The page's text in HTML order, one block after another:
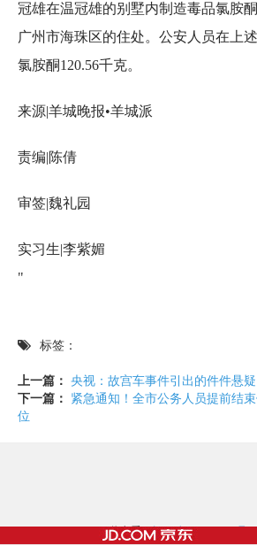
冠雄在温冠雄的别墅内制造毒品氯胺
广州市海珠区的住处。公安人员在上
氯胺酮120.56千克。
来源|羊城晚报•羊城派
责编|陈倩
审签|魏礼园
实习生|李紫媚
"
标签：
上一篇： 央视：故宫车事件引出的件件悬
下一篇： 紧急通知！全市公务人员提前结
位
©2017 - 2020 / 信息看 /粤ICP备17153186号-2